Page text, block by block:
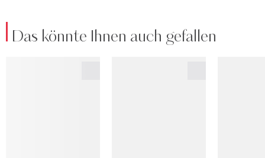
Das könnte Ihnen auch gefallen